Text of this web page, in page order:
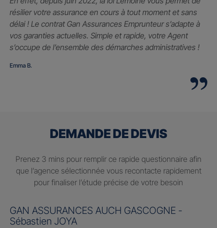
résilier votre assurance en cours à tout moment et sans
délai ! Le contrat Gan Assurances Emprunteur s’adapte à
vos garanties actuelles. Simple et rapide, votre Agent
s’occupe de l’ensemble des démarches administratives !
Emma B.
DEMANDE DE DEVIS
Prenez 3 mins pour remplir ce rapide questionnaire afin
que l’agence sélectionnée vous recontacte rapidement
pour finaliser l’étude précise de votre besoin
GAN ASSURANCES AUCH GASCOGNE -
Sébastien JOYA